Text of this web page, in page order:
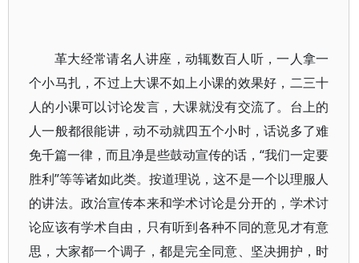
革大经常请名人讲座，动辄数百人听，一人拿一
个小马扎，不过上大课不如上小课的效果好，二三十
人的小课可以讨论发言，大课就没有交流了。台上的
人一般都很能讲，动不动就四五个小时，话说多了难
免千篇一律，而且净是些鼓动宣传的话，“我们一定要
胜利”等等诸如此类。按道理说，这不是一个以理服人
的讲法。政治宣传本来和学术讨论是分开的，学术讨
论应该有学术自由，只有听到各种不同的意见才有意
思，大家都一个调子，都是完全同意、坚决拥护，时